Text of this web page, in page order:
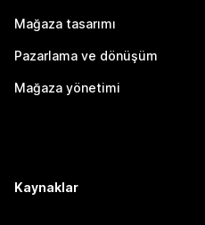
Mağaza tasarımı
Pazarlama ve dönüşüm
Mağaza yönetimi
Kaynaklar